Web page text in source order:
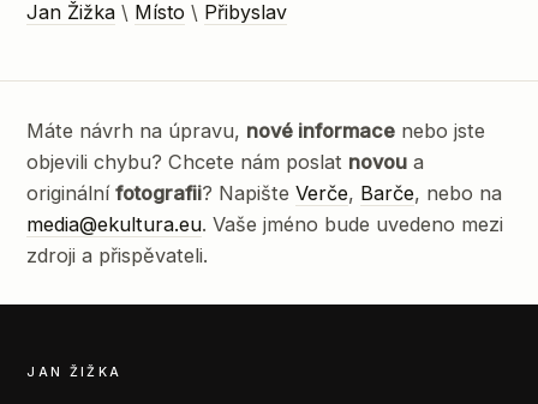
Jan Žižka \ Místo \ Přibyslav
Máte návrh na úpravu, nové informace nebo jste
objevili chybu? Chcete nám poslat novou a
originálnífotografii? NapišteVerče, Barče, nebo na
media@ekultura.eu. Vaše jméno bude uvedeno mezi
zdroji a přispěvateli.
JAN ŽIŽKA